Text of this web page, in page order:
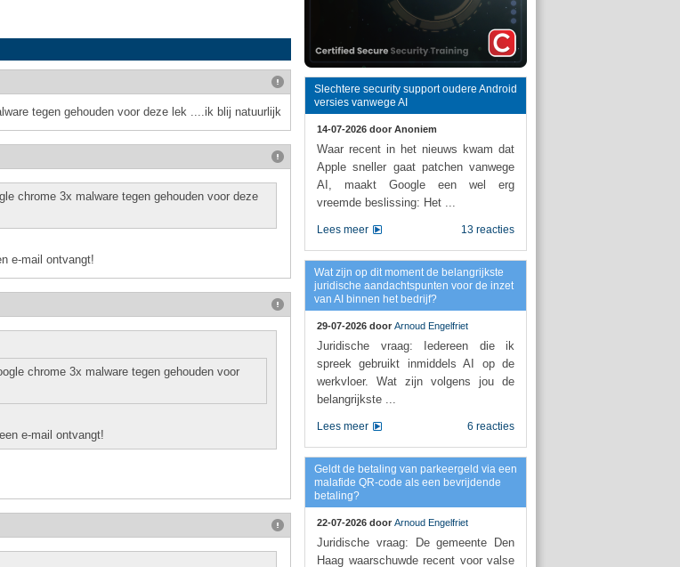
tegen gehouden voor deze lek ....ik blij natuurlijk
chrome 3x malware tegen gehouden voor deze
e-mail ontvangt!
chrome 3x malware tegen gehouden voor
e-mail ontvangt!
Slechtere security support oudere Android
versies vanwege AI
14-07-2026 door Anoniem
Waar recent in het nieuws kwam dat
Apple sneller gaat patchen vanwege
AI, maakt Google een wel erg
vreemde beslissing: Het ...
13 reacties
Lees meer
Wat zijn op dit moment de belangrijkste
juridische aandachtspunten voor de inzet
van AI binnen het bedrijf?
29-07-2026 door Arnoud Engelfriet
Juridische vraag: Iedereen die ik
spreek gebruikt inmiddels AI op de
werkvloer. Wat zijn volgens jou de
belangrijkste ...
6 reacties
Lees meer
Geldt de betaling van parkeergeld via een
malafide QR-code als een bevrijdende
betaling?
22-07-2026 door Arnoud Engelfriet
Juridische vraag: De gemeente Den
Haag waarschuwde recent voor valse